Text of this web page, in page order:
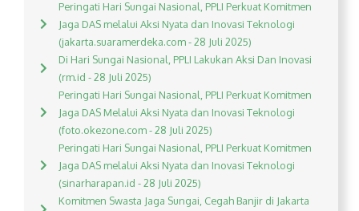
Peringati Hari Sungai Nasional, PPLI Perkuat Komitmen
Jaga DAS melalui Aksi Nyata dan Inovasi Teknologi
(jakarta.suaramerdeka.com - 28 Juli 2025)
Di Hari Sungai Nasional, PPLI Lakukan Aksi Dan Inovasi
(rm.id - 28 Juli 2025)
Peringati Hari Sungai Nasional, PPLI Perkuat Komitmen
Jaga DAS Melalui Aksi Nyata dan Inovasi Teknologi
(foto.okezone.com - 28 Juli 2025)
Peringati Hari Sungai Nasional, PPLI Perkuat Komitmen
Jaga DAS melalui Aksi Nyata dan Inovasi Teknologi
(sinarharapan.id - 28 Juli 2025)
Komitmen Swasta Jaga Sungai, Cegah Banjir di Jakarta